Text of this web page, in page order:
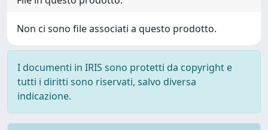
Non ci sono file associati a questo prodotto.
I documenti in IRIS sono protetti da copyright e
tutti i diritti sono riservati, salvo diversa
indicazione.